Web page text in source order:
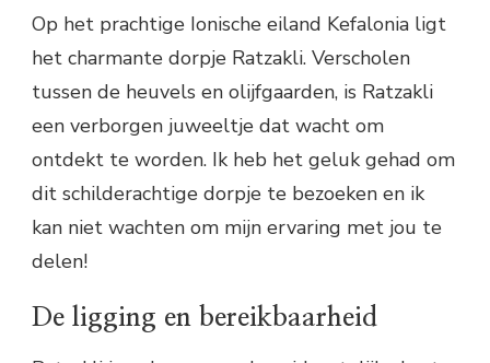
Op het prachtige Ionische eiland Kefalonia ligt
het charmante dorpje Ratzakli. Verscholen
tussen de heuvels en olijfgaarden, is Ratzakli
een verborgen juweeltje dat wacht om
ontdekt te worden. Ik heb het geluk gehad om
dit schilderachtige dorpje te bezoeken en ik
kan niet wachten om mijn ervaring met jou te
delen!
De ligging en bereikbaarheid